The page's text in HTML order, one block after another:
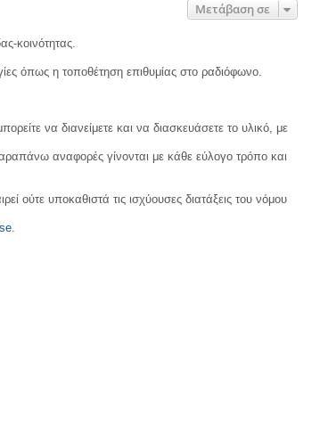
Μετάβαση σε
κοινότητας.
όπως η τοποθέτηση επιθυμίας στο ραδιόφωνο.
να διανείμετε και να διασκευάσετε το υλικό, με
αναφορές γίνονται με κάθε εύλογο τρόπο και
ούτε υποκαθιστά τις ισχύουσες διατάξεις του νόμου
.